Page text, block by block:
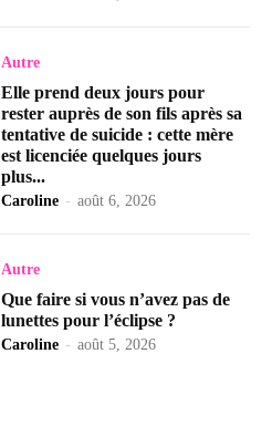
Autre
Elle prend deux jours pour
rester auprès de son fils après sa
tentative de suicide : cette mère
est licenciée quelques jours
plus...
Caroline - août 6, 2026
Autre
Que faire si vous n’avez pas de
lunettes pour l’éclipse ?
Caroline - août 5, 2026